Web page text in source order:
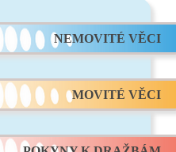
NEMOVITÉ VĚCI
MOVITÉ VĚCI